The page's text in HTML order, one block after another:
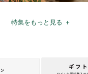
特集をもっと見る ＋